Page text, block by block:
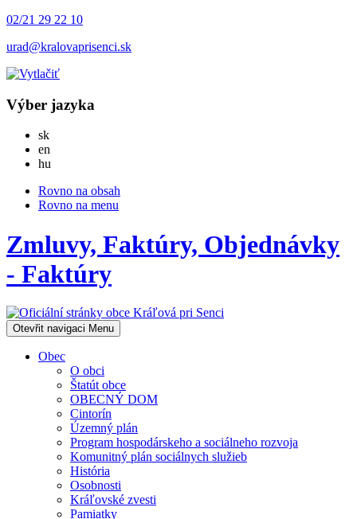
02/21 29 22 10
urad@kralovaprisenci.sk
Výber jazyka
skSlovensky
en
hu
Rovno na obsah
Rovno na menu
Zmluvy, Faktúry, Objednávky
- Faktúry
Otevřit navigaci Menu
Obec
O obci
Štatút obce
OBECNÝ DOM
Cintorín
Územný plán
Program hospodárskeho a sociálneho rozvoja
Komunitný plán sociálnych služieb
História
Osobnosti
Kráľovské zvesti
Pamiatky